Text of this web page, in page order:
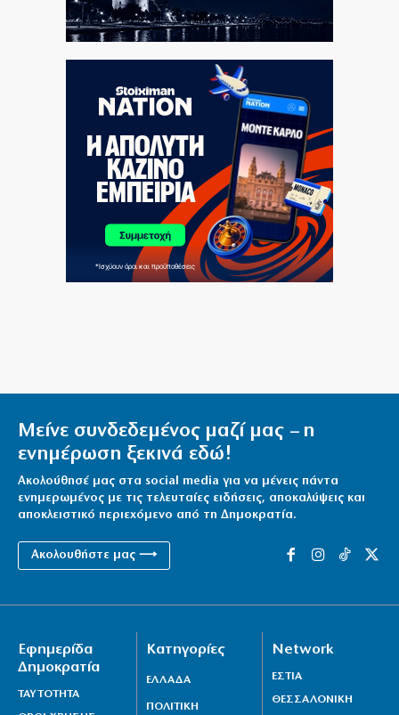
Φάουτσι – Τσιόδρας: Η σιωπή της… ενοχής
10|08|2026 | 12:00
Δίνουν εκατομμύρια σε εταιρία της οικογένειας του
Μ. Χριστοδουλάκη!
10|08|2026 | 11:55
Σαρακήνικο: Στην Αρχή Πολιτικής Αεροπορίας ο
πιλότος του ελικοπτέρου
10|08|2026 | 11:44
Ιωακείμειο Γηροκομείο – «Ο Αγιος Κυπριανός»:
Αναστολή εισαγωγών ελλείψει νοσηλευτών
10|08|2026 | 11:30
10|08|2026 | 11:19
Ισαάκ – Σολωμού: 30 χρόνια από τη θυσία των ηρώων
(βίντεο)
10|08|2026 | 11:16
Παναθηναϊκός: Επέστρεψε ο Τεττέη
10|08|2026 | 11:00
Λειτουργία στον Αγιο Αχίλλειο Πρεσπών
Θρήνος στη Λέσβο: Πέθανε κτηνοτρόφος που έχασε
Μείνε συνδεδεμένος μαζί μας – η
ενημέρωση ξεκινά εδώ!
Ακολούθησέ μας στα social media για να μένεις πάντα
ενημερωμένος με τις τελευταίες ειδήσεις, αποκαλύψεις και
αποκλειστικό περιεχόμενο από τη Δημοκρατία.
Ακολουθήστε μας ⟶
Εφημερίδα
Δημοκρατία
ΤΑΥΤΟΤΗΤΑ
Κατηγορίες
ΕΛΛΑΔΑ
ΠΟΛΙΤΙΚΗ
Network
ΕΣΤΙΑ
ΘΕΣΣΑΛΟΝΙΚΗ